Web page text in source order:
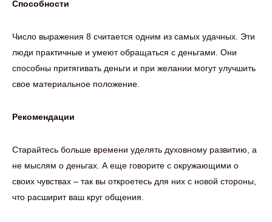
Способности
Число выражения 8 считается одним из самых удачных. Эти
люди практичные и умеют обращаться с деньгами. Они
способны притягивать деньги и при желании могут улучшить
свое материальное положение.
Рекомендации
Старайтесь больше времени уделять духовному развитию, а
не мыслям о деньгах. А еще говорите с окружающими о
своих чувствах – так вы откроетесь для них с новой стороны,
что расширит ваш круг общения.